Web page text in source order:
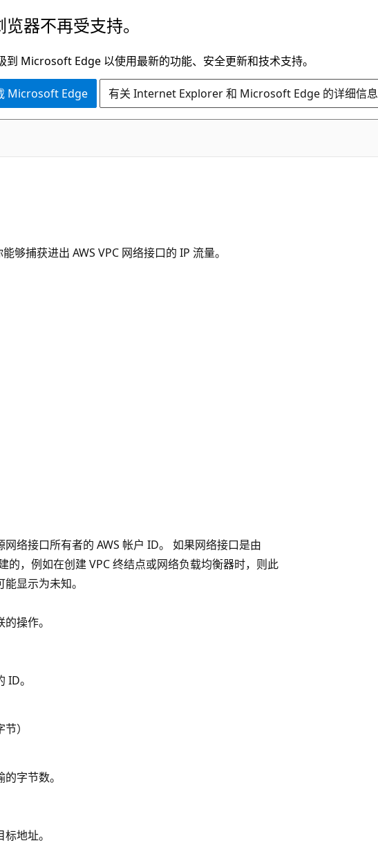
览器不再受支持。
到 Microsoft Edge 以使用最新的功能、安全更新和技术支持。
Microsoft Edge 有关 Internet Explorer 和 Microsoft Edge 的详细信息
够捕获进出 AWS VPC 网络接口的 IP 流量。
网络接口所有者的 AWS 帐户 ID。 如果网络接口是由
的，例如在创建 VPC 终结点或网络负载均衡器时，则此
显示为未知。
操作。
ID。
）
字节数。
地址。